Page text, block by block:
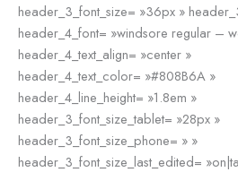
header_3_font_size= »36px »
header_4_font= »windsore regular –
header_4_text_align= »center »
header_4_text_color= »#808B6A »
header_4_line_height= »1.8em »
header_3_font_size_tablet= »28px »
header_3_font_size_phone= » »
header_3_font_size_last_edited=